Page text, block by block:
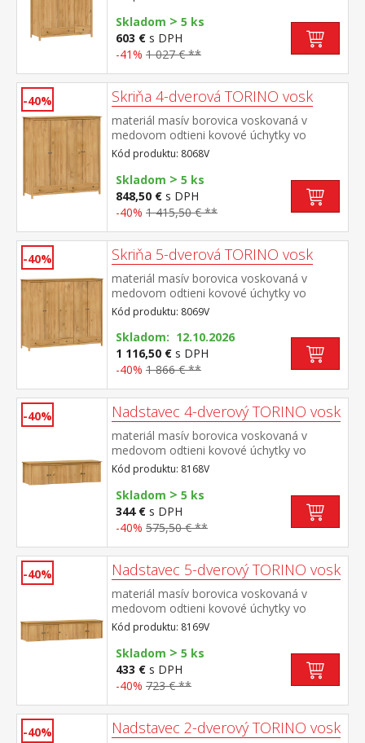
mosadz priestor delený v pomere 2:1 širšia
časť šatníková tyč a polica, užšia časť 3
police v spodnej časti 2 zásuvky s kovovými
pojazdmi odporúčaný nadstavec 8189V
Skladom > 5 ks
603 € s DPH
-41% 1 027 € **
-40% Skriňa 4-dverová TORINO vosk
materiál masív borovica voskovaná v
medovom odtieni kovové úchytky vo
farebnom prevedení černená
mosadz priestor delený na polovice v ľavej
polovici šatníková tyč a polica na klobúky v
pravej polovici 3 police v spodnej časti 2
zásuvky s kovovými pojazdmi odporúčaný
nadstavec 8168V
Kód produktu: 8068V
Skladom > 5 ks
848,50 € s DPH
-40% 1 415,50 € **
-40% Skriňa 5-dverová TORINO vosk
materiál masív borovica voskovaná v
medovom odtieni kovové úchytky vo
farebnom prevedení černená
mosadz priestor delený v pomere 2:1:2 v
ľavej a pravej širšej časti šatníková tyč a
polica na klobúky v strednej úzkej časti 3
police v spodnej časti 3 zásuvky s kovovými
Kód produktu: 8069V
Skladom: 12.10.2026
1 116,50 € s DPH
-40% 1 866 € **
-40% Nadstavec 4-dverový TORINO vosk
materiál masív borovica voskovaná v
medovom odtieni kovové úchytky vo
farebnom prevedení černená
mosadz nadstavec pre skriňu 8068V
Kód produktu: 8168V
Skladom > 5 ks
344 € s DPH
-40% 575,50 € **
-40% Nadstavec 5-dverový TORINO vosk
materiál masív borovica voskovaná v
medovom odtieni kovové úchytky vo
farebnom prevedení černená
mosadz nadstavec pre skriňu 8069V
Kód produktu: 8169V
Skladom > 5 ks
433 € s DPH
-40% 723 € **
-40% Nadstavec 2-dverový TORINO vosk